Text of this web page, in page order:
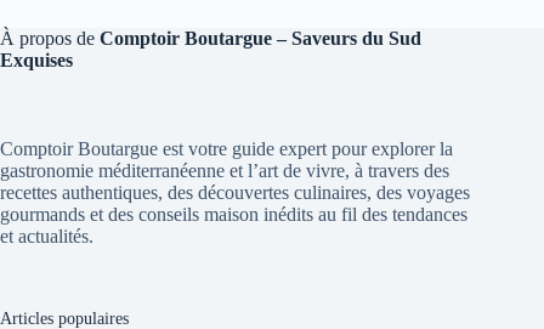
À propos de Comptoir Boutargue – Saveurs du Sud
Exquises
Comptoir Boutargue est votre guide expert pour explorer la
gastronomie méditerranéenne et l’art de vivre, à travers des
recettes authentiques, des découvertes culinaires, des voyages
gourmands et des conseils maison inédits au fil des tendances
et actualités.
Articles populaires